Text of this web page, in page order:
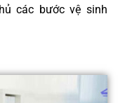
các bước vệ sinh